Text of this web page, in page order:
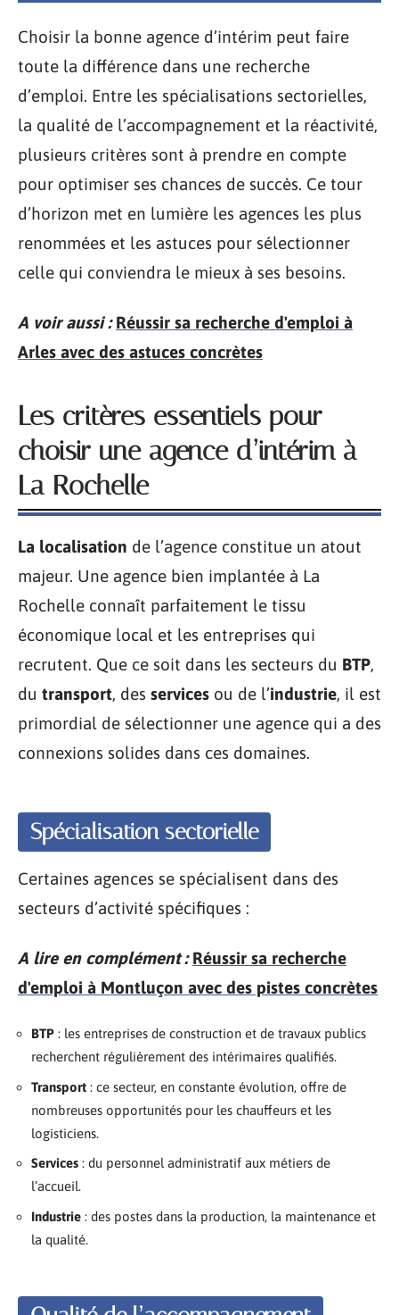
Choisir la bonne agence d’intérim peut faire
toute la différence dans une recherche
d’emploi. Entre les spécialisations sectorielles,
la qualité de l’accompagnement et la réactivité,
plusieurs critères sont à prendre en compte
pour optimiser ses chances de succès. Ce tour
d’horizon met en lumière les agences les plus
renommées et les astuces pour sélectionner
celle qui conviendra le mieux à ses besoins.
A voir aussi : Réussir sa recherche d'emploi à
Arles avec des astuces concrètes
Les critères essentiels pour
choisir une agence d’intérim à
La Rochelle
La localisation de l’agence constitue un atout
majeur. Une agence bien implantée à La
Rochelle connaît parfaitement le tissu
économique local et les entreprises qui
recrutent. Que ce soit dans les secteurs du BTP,
du transport, des services ou de l’industrie, il est
primordial de sélectionner une agence qui a des
connexions solides dans ces domaines.
Spécialisation sectorielle
Certaines agences se spécialisent dans des
secteurs d’activité spécifiques :
A lire en complément : Réussir sa recherche
d'emploi à Montluçon avec des pistes concrètes
BTP : les entreprises de construction et de travaux publics
recherchent régulièrement des intérimaires qualifiés.
Transport : ce secteur, en constante évolution, offre de
nombreuses opportunités pour les chauffeurs et les
logisticiens.
Services : du personnel administratif aux métiers de
l’accueil.
Industrie : des postes dans la production, la maintenance et
la qualité.